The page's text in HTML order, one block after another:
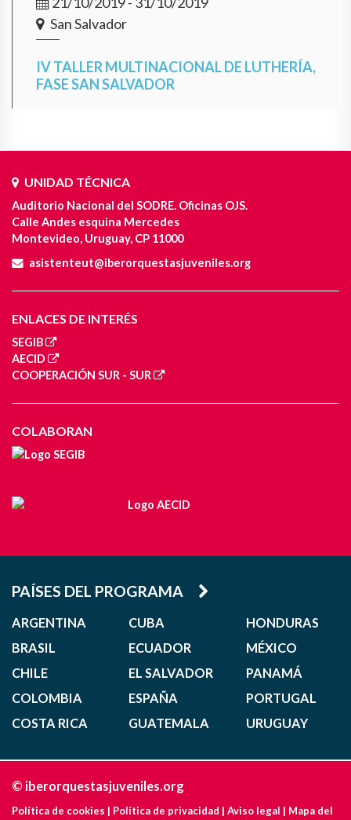
San Salvador
IV TALLER MULTINACIONAL DE LUTHERÍA,
FASE SAN SALVADOR
UNIDAD TÉCNICA
Auditorio Nacional del SODRE. Oficinas OJS.
Calle Andes esquina Mercedes
Montevideo, Uruguay, CP 11000
asistenteut@iberorquestasjuveniles.org
ENLACES DE INTERÉS
SEGIB
AECID
COOPERACIÓN SUR - SUR
COLABORAN
PAÍSES DEL PROGRAMA
ARGENTINA
BRASIL
CHILE
COLOMBIA
COSTA RICA
CUBA
ECUADOR
EL SALVADOR
ESPAÑA
GUATEMALA
HONDURAS
MÉXICO
PANAMÁ
PORTUGAL
URUGUAY
© iberorquestasjuveniles.org
Política de cookies | Política de privacidad | Aviso legal | Mapa del